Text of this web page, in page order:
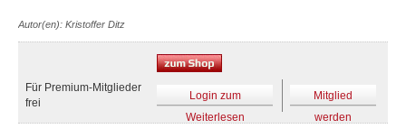
Autor(en): Kristoffer Ditz
Für Premium-Mitglieder
frei
Login zum
Weiterlesen
Mitglied
werden